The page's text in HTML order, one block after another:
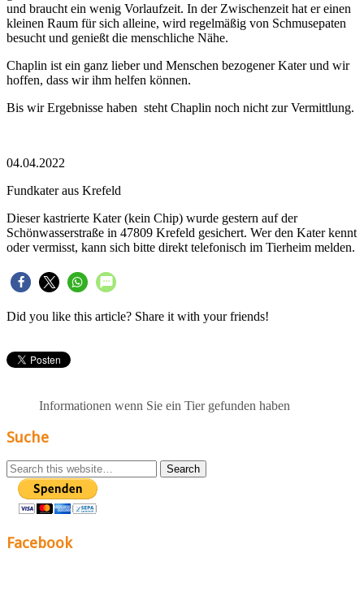
und braucht ein wenig Vorlaufzeit. In der Zwischenzeit hat er einen
kleinen Raum für sich alleine, wird regelmäßig von Schmusepaten
besucht und genießt die menschliche Nähe.
Chaplin ist ein ganz lieber und Menschen bezogener Kater und wir
hoffen, dass wir ihm helfen können.
Bis wir Ergebnisse haben steht Chaplin noch nicht zur Vermittlung.
04.04.2022
Fundkater aus Krefeld
Dieser kastrierte Kater (kein Chip) wurde gestern auf der
Schönwasserstraße in 47809 Krefeld gesichert. Wer den Kater kennt
oder vermisst, kann sich bitte direkt telefonisch im Tierheim melden.
Did you like this article? Share it with your friends!
Informationen wenn Sie ein Tier gefunden haben
Suche
Facebook